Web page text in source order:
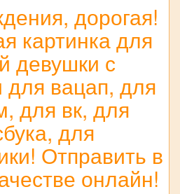
дорогая!
картинка для
девушки с
вацап, для
для вк, для
для
Отправить в
онлайн!